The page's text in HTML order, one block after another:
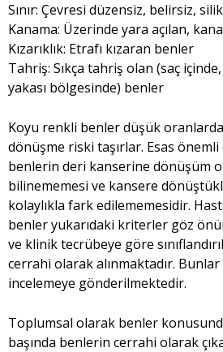
Sınır: Çevresi düzensiz, belirsiz,
Kanama: Üzerinde yara açılan,
Kızarıklık: Etrafı kızaran benler
Tahriş: Sıkça tahriş olan (saç
yakası bölgesinde) benler
Koyu renkli benler düşük
dönüşme riski taşırlar. Esas
benlerin deri kanserine dönüşüm
bilinememesi ve kansere
kolaylıkla fark edilememesidir.
benler yukarıdaki kriterler göz
ve klinik tecrübeye göre
cerrahi olarak alınmaktadır.
incelemeye gönderilmektedir.
Toplumsal olarak benler
başında benlerin cerrahi olarak